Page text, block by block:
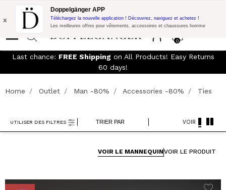
LIVRAISON GRATUITE!10% de réduction supplémentaire sur 300€
d'achat avec le code:
0
x
Doppelgänger APP
Téléchargez la nouvelle application ! Découvrez, naviguez et achetez !
Les meilleures offres pour vêtements, accessoires et chaussures homme
Last chance: FREE Shipping on All Products! Easy Returns
60 days!
Home Outlet Man -80% Accessories -80% Ties
TRIER PAR
UTILISER DES FILTRES VOIR
VOIR LE MANNEQUINVOIR LE PRODUIT